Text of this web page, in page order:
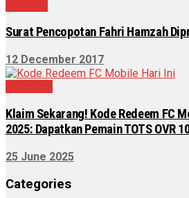
Surat Pencopotan Fahri Hamzah
12 December 2017
Klaim Sekarang! Kode Redeem FC
2025: Dapatkan Pemain TOTS OVR
25 June 2025
Categories